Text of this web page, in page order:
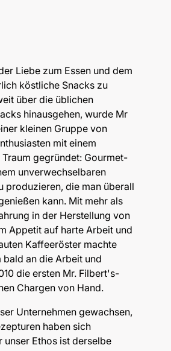
Liebe zum Essen und dem
köstliche Snacks zu
über die üblichen
hinausgehen, wurde Mr
kleinen Gruppe von
mit einem
gegründet: Gourmet-
unverwechselbaren
produzieren, die man überall
kann. Mit mehr als
in der Herstellung von
Appetit auf harte Arbeit und
Kaffeeröster machte
bald an die Arbeit und
die ersten Mr. Filbert's-
Chargen von Hand.
Unternehmen gewachsen,
haben sich
unser Ethos ist derselbe